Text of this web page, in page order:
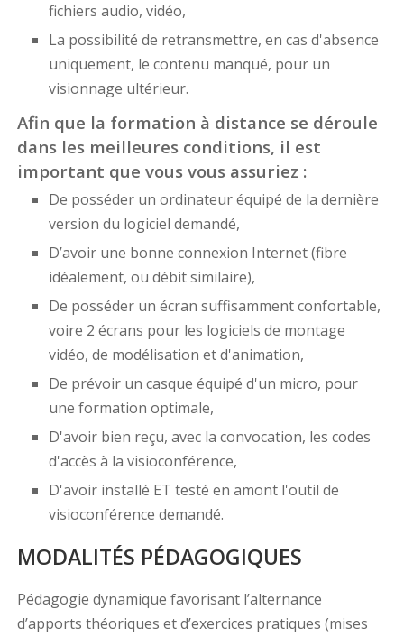
fichiers audio, vidéo,
La possibilité de retransmettre, en cas d'absence
uniquement, le contenu manqué, pour un
visionnage ultérieur.
Afin que la formation à distance se déroule
dans les meilleures conditions, il est
important que vous vous assuriez :
De posséder un ordinateur équipé de la dernière
version du logiciel demandé,
D’avoir une bonne connexion Internet (fibre
idéalement, ou débit similaire),
De posséder un écran suffisamment confortable,
voire 2 écrans pour les logiciels de montage
vidéo, de modélisation et d'animation,
De prévoir un casque équipé d'un micro, pour
une formation optimale,
D'avoir bien reçu, avec la convocation, les codes
d'accès à la visioconférence,
D'avoir installé ET testé en amont l'outil de
visioconférence demandé.
MODALITÉS PÉDAGOGIQUES
Pédagogie dynamique favorisant l’alternance
d’apports théoriques et d’exercices pratiques (mises